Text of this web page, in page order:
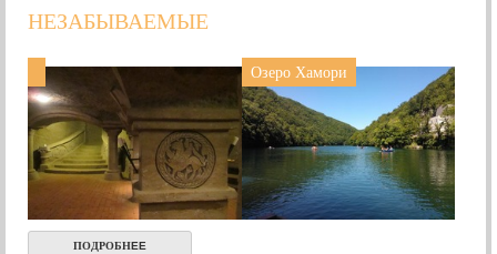
НЕЗАБЫВАЕМЫЕ
Озеро Хамори
ПОДРОБНEE